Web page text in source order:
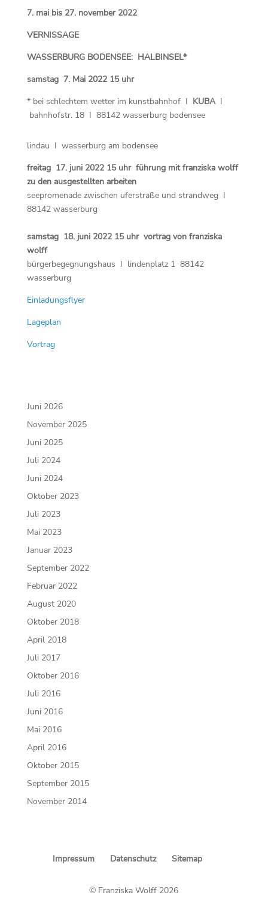
7. mai bis 27. november 2022
VERNISSAGE
WASSERBURG BODENSEE: HALBINSEL*
samstag 7. Mai 2022 15 uhr
* bei schlechtem wetter im kunstbahnhof I KUBAI
bahnhofstr. 18 I 88142 wasserburg bodensee
lindau I wasserburg am bodensee
freitag 17. juni 2022 15 uhr führung mit franziska wolff
zu den ausgestellten arbeiten
seepromenade zwischen uferstraße und strandweg I
88142 wasserburg
samstag 18. juni 2022 15 uhr vortrag von franziska
wolff
bürgerbegegnungshaus I lindenplatz 1 88142
wasserburg
Einladungsflyer
Lageplan
Vortrag
Juni 2026
November 2025
Juni 2025
Juli 2024
Juni 2024
Oktober 2023
Juli 2023
Mai 2023
Januar 2023
September 2022
Februar 2022
August 2020
Oktober 2018
April 2018
Juli 2017
Oktober 2016
Juli 2016
Juni 2016
Mai 2016
April 2016
Oktober 2015
September 2015
November 2014
Impressum Datenschutz Sitemap
© Franziska Wolff 2026